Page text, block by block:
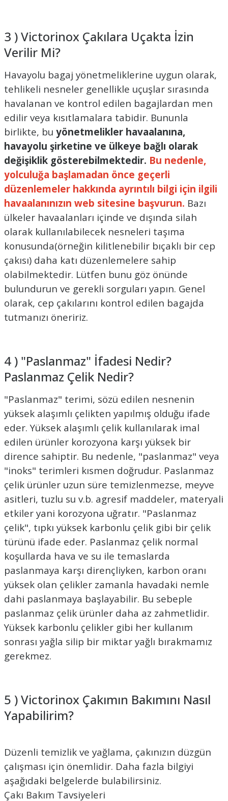
3 ) Victorinox Çakılara Uçakta İzin
Verilir Mi?
Havayolu bagaj yönetmeliklerine uygun olarak,
tehlikeli nesneler genellikle uçuşlar sırasında
havalanan ve kontrol edilen bagajlardan men
edilir veya kısıtlamalara tabidir. Bununla
birlikte, bu yönetmelikler havaalanına,
havayolu şirketine ve ülkeye bağlı olarak
değişiklik gösterebilmektedir. Bu nedenle,
yolculuğa başlamadan önce geçerli
düzenlemeler hakkında ayrıntılı bilgi için ilgili
havaalanınızın web sitesine başvurun. Bazı
ülkeler havaalanları içinde ve dışında silah
olarak kullanılabilecek nesneleri taşıma
konusunda(örneğin kilitlenebilir bıçaklı bir cep
çakısı) daha katı düzenlemelere sahip
olabilmektedir. Lütfen bunu göz önünde
bulundurun ve gerekli sorguları yapın. Genel
olarak, cep çakılarını kontrol edilen bagajda
tutmanızı öneririz.
4 ) "Paslanmaz" İfadesi Nedir?
Paslanmaz Çelik Nedir?
"Paslanmaz" terimi, sözü edilen nesnenin
yüksek alaşımlı çelikten yapılmış olduğu ifade
eder. Yüksek alaşımlı çelik kullanılarak imal
edilen ürünler korozyona karşı yüksek bir
dirence sahiptir. Bu nedenle, "paslanmaz" veya
"inoks" terimleri kısmen doğrudur. Paslanmaz
çelik ürünler uzun süre temizlenmezse, meyve
asitleri, tuzlu su v.b. agresif maddeler, materyali
etkiler yani korozyona uğratır. "Paslanmaz
çelik", tıpkı yüksek karbonlu çelik gibi bir çelik
türünü ifade eder. Paslanmaz çelik normal
koşullarda hava ve su ile temaslarda
paslanmaya karşı dirençliyken, karbon oranı
yüksek olan çelikler zamanla havadaki nemle
dahi paslanmaya başlayabilir. Bu sebeple
paslanmaz çelik ürünler daha az zahmetlidir.
Yüksek karbonlu çelikler gibi her kullanım
sonrası yağla silip bir miktar yağlı bırakmamız
gerekmez.
5 ) Victorinox Çakımın Bakımını Nasıl
Yapabilirim?
Düzenli temizlik ve yağlama, çakınızın düzgün
çalışması için önemlidir. Daha fazla bilgiyi
aşağıdaki belgelerde bulabilirsiniz.
Çakı Bakım Tavsiyeleri